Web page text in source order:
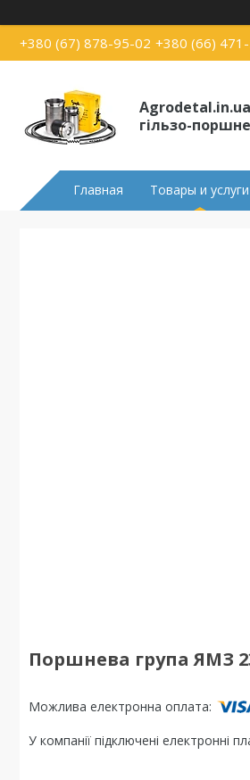
+380 (67) 878-95-02 +380 (66)
гільзо-
Главная Товары и услуги
Поршнева група ЯМЗ
У компанії підключені електронні